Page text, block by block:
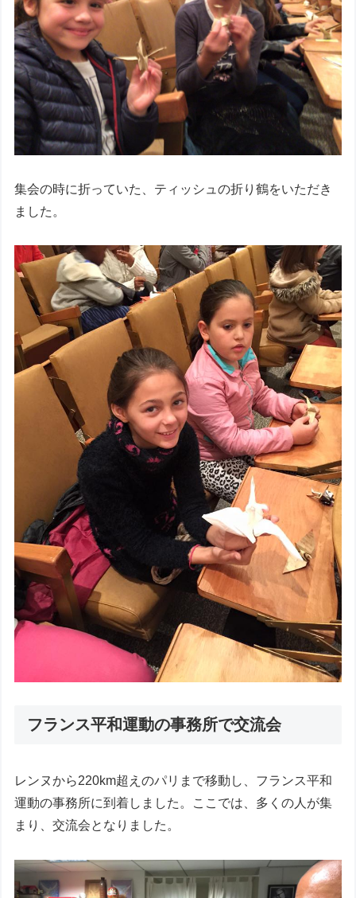
集会の時に折っていた、ティッシュの折り鶴をいただき
ました。
フランス平和運動の事務所で交流会
レンヌから220km超えのパリまで移動し、フランス平和
運動の事務所に到着しました。ここでは、多くの人が集
まり、交流会となりました。